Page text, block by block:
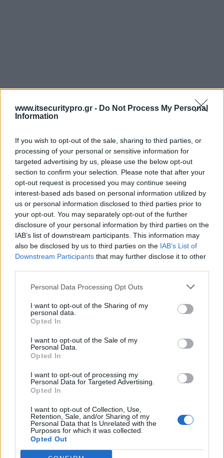
www.itsecuritypro.gr - Do Not Process My Personal
Information
If you wish to opt-out of the sale, sharing to third parties, or
processing of your personal or sensitive information for
targeted advertising by us, please use the below opt-out
section to confirm your selection. Please note that after your
opt-out request is processed you may continue seeing
interest-based ads based on personal information utilized by
us or personal information disclosed to third parties prior to
your opt-out. You may separately opt-out of the further
disclosure of your personal information by third parties on the
IAB’s list of downstream participants. This information may
also be disclosed by us to third parties on the IAB’s List of
Downstream Participants that may further disclose it to other
Personal Data Processing Opt Outs
I want to opt-out of the Sharing of my
personal data.
Opted In
I want to opt-out of the Sale of my
Personal Data.
Opted In
I want to opt-out of processing my
Personal Data for Targeted Advertising.
Opted In
I want to opt-out of Collection, Use,
Retention, Sale, and/or Sharing of my
Personal Data that Is Unrelated with the
Purposes for which it was collected.
Opted Out